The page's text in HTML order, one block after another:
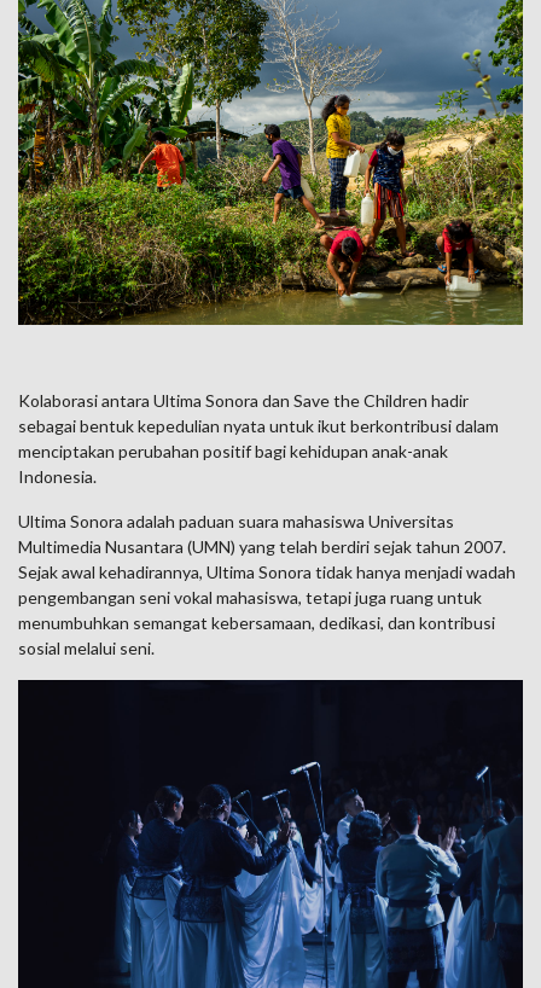
Kolaborasi antara Ultima Sonora dan Save the Children hadir
sebagai bentuk kepedulian nyata untuk ikut berkontribusi dalam
menciptakan perubahan positif bagi kehidupan anak-anak
Indonesia.
Ultima Sonora adalah paduan suara mahasiswa Universitas
Multimedia Nusantara (UMN) yang telah berdiri sejak tahun 2007.
Sejak awal kehadirannya, Ultima Sonora tidak hanya menjadi wadah
pengembangan seni vokal mahasiswa, tetapi juga ruang untuk
menumbuhkan semangat kebersamaan, dedikasi, dan kontribusi
sosial melalui seni.